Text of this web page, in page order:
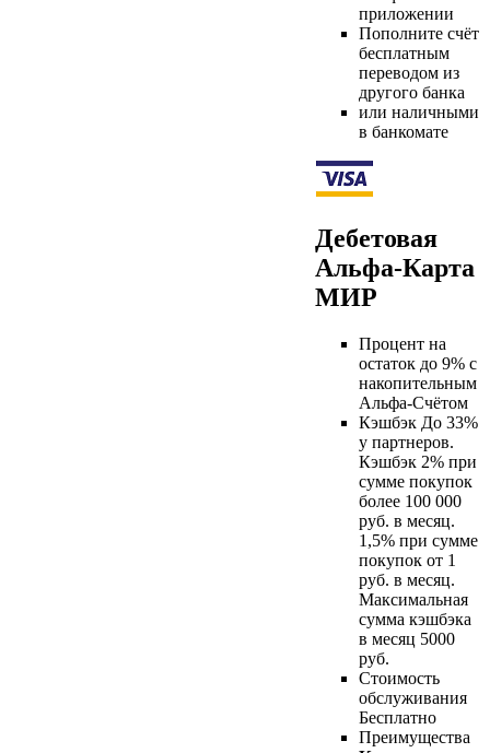
приложении
Пополните счёт
бесплатным
переводом из
другого банка
или наличными
в банкомате
Дебетовая
Альфа-Карта
МИР
Процент на
остаток до 9% с
накопительным
Альфа-Счётом
Кэшбэк До 33%
у партнеров.
Кэшбэк 2% при
сумме покупок
более 100 000
руб. в месяц.
1,5% при сумме
покупок от 1
руб. в месяц.
Максимальная
сумма кэшбэка
в месяц 5000
руб.
Стоимость
обслуживания
Бесплатно
Преимущества